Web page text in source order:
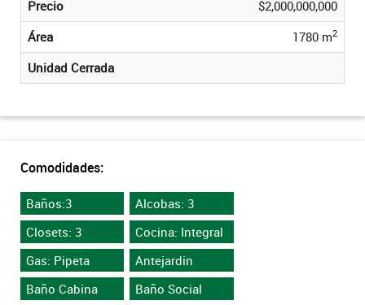
Precio
$2,000,000,000
Área
1780 m2
Unidad Cerrada
Comodidades:
Baños:3
Alcobas: 3
Closets: 3
Cocina: Integral
Gas: Pipeta
Antejardin
Baño Cabina
Baño Social